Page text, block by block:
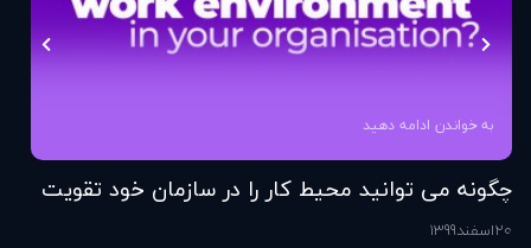
به خواندن ادامه دهید
چگونه می توانید محیط کار را در سازمان خود تقویت
کنید؟
20اسفند1399